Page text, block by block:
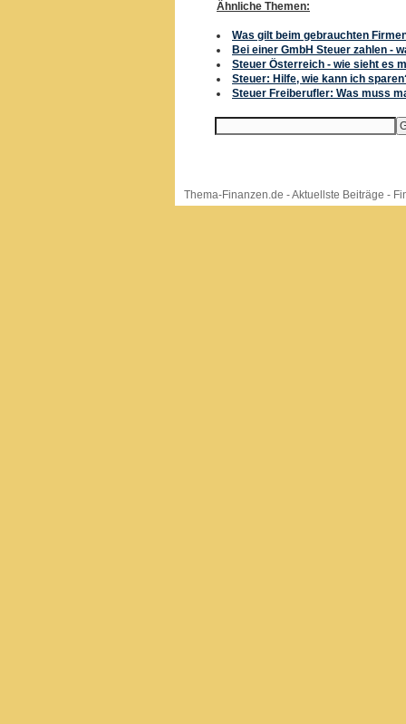
Ähnliche Themen:
Was gilt beim gebrauchten
Bei einer GmbH Steuer zahlen -
Steuer Österreich - wie sieht es
Steuer: Hilfe, wie kann ich
Steuer Freiberufler: Was muss
Thema-Finanzen.de -Aktuellste Beiträge -